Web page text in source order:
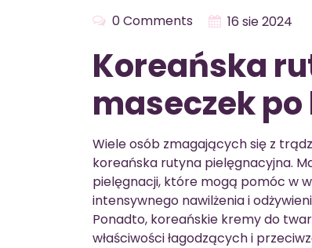
0 Comments 16 sie 2024
Koreańska
maseczek
Wiele osób zmagających się z
koreańska rutyna pielęgnacyjna.
pielęgnacji, które mogą pomóc w
intensywnego nawilżenia i
Ponadto, koreańskie kremy do
właściwości łagodzących i